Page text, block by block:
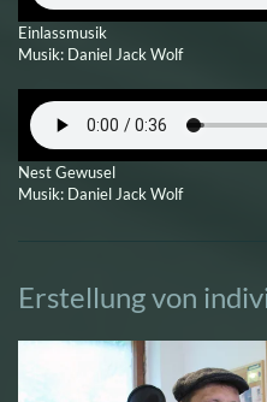
Einlassmusik
Musik: Daniel Jack Wolf
Nest Gewusel
Musik: Daniel Jack Wolf
Erstellung von